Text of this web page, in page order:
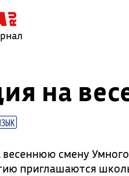
на
весеннюю смену
приглашаются